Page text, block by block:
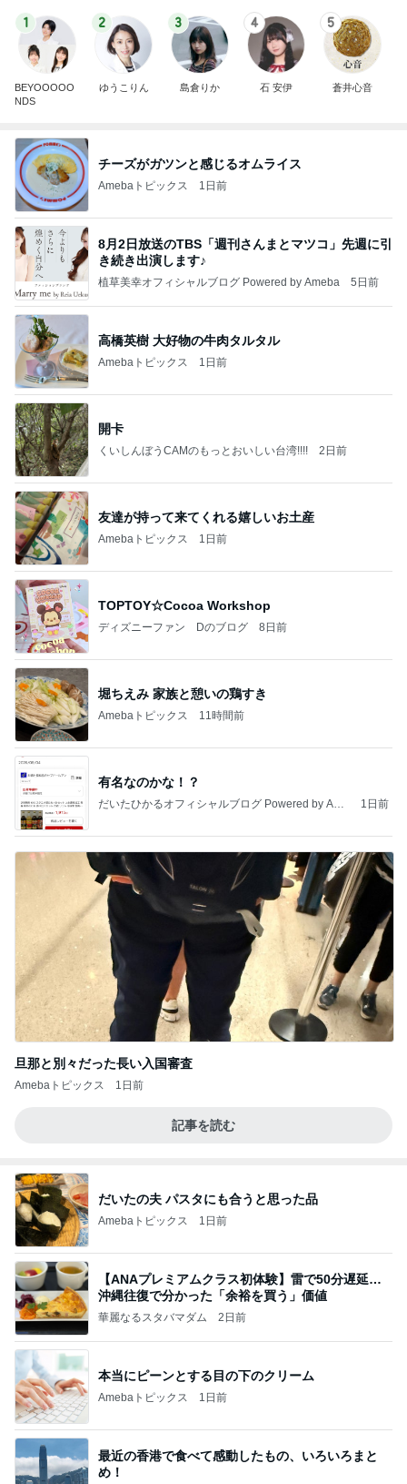
1
BEYOOOOO
NDS
2
ゆうこりん
3
島倉りか
4
石 安伊
5
蒼井心音
チーズがガツンと感じるオムライス
Amebaトピックス 1日前
8月2日放送のTBS「週刊さんまとマツコ」先週に引
き続き出演します♪
植草美幸オフィシャルブログ Powered by Ameba 5日前
高橋英樹 大好物の牛肉タルタル
Amebaトピックス 1日前
開卡
くいしんぼうCAMのもっとおいしい台湾!!!! 2日前
友達が持って来てくれる嬉しいお土産
Amebaトピックス 1日前
TOPTOY☆Cocoa Workshop
ディズニーファン Dのブログ 8日前
堀ちえみ 家族と憩いの鶏すき
Amebaトピックス 11時間前
有名なのかな！？
だいたひかるオフィシャルブログ Powered by Ame
1日前
旦那と別々だった長い入国審査
Amebaトピックス 1日前
記事を読む
だいたの夫 パスタにも合うと思った品
Amebaトピックス 1日前
【ANAプレミアムクラス初体験】雷で50分遅延…
沖縄往復で分かった「余裕を買う」価値
華麗なるスタバマダム 2日前
本当にピーンとする目の下のクリーム
Amebaトピックス 1日前
最近の香港で食べて感動したもの、いろいろまと
め！